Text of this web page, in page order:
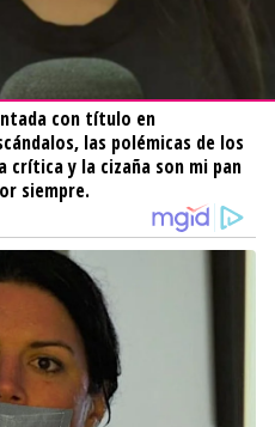
con título en
las polémicas de los
crítica y la cizaña son mi pan
siempre.